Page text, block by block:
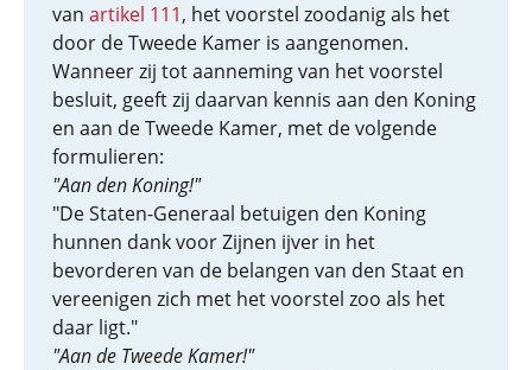
van artikel 111, het voorstel zoodanig als het
door de Tweede Kamer is aangenomen.
Wanneer zij tot aanneming van het voorstel
besluit, geeft zij daarvan kennis aan den Koning
en aan de Tweede Kamer, met de volgende
formulieren:
"Aan den Koning!"
"De Staten-Generaal betuigen den Koning
hunnen dank voor Zijnen ijver in het
bevorderen van de belangen van den Staat en
vereenigen zich met het voorstel zoo als het
daar ligt."
"Aan de Tweede Kamer!"